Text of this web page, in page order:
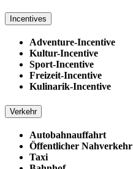
Incentives
Adventure-Incentive
Kultur-Incentive
Sport-Incentive
Freizeit-Incentive
Kulinarik-Incentive
Verkehr
Autobahnauffahrt
Öffentlicher Nahverkehr
Taxi